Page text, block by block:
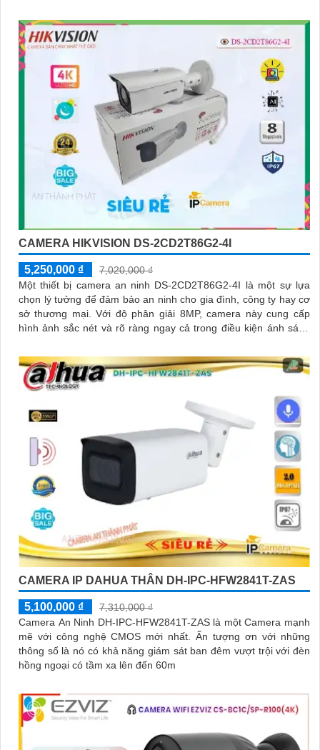
CAMERA HIKVISION DS-2CD2T86G2-4I
5,250,000 ₫
7,020,000 ₫
Một thiết bị camera an ninh DS-2CD2T86G2-4I là một sự lựa
chọn lý tưởng để đảm bảo an ninh cho gia đình, công ty hay cơ
sở thương mại. Với độ phân giải 8MP, camera này cung cấp
hình ảnh sắc nét và rõ ràng ngay cả trong điều kiện ánh sáng
CAMERA IP DAHUA THÂN DH-IPC-HFW2841T-ZAS
5,100,000 ₫
7,310,000 ₫
Camera An Ninh DH-IPC-HFW2841T-ZAS là một Camera mạnh
mẽ với công nghệ CMOS mới nhất. Ấn tượng ơn với những
thông số là nó có khả năng giám sát ban đêm vượt trội với đèn
hồng ngoại có tầm xa lên đến 60m